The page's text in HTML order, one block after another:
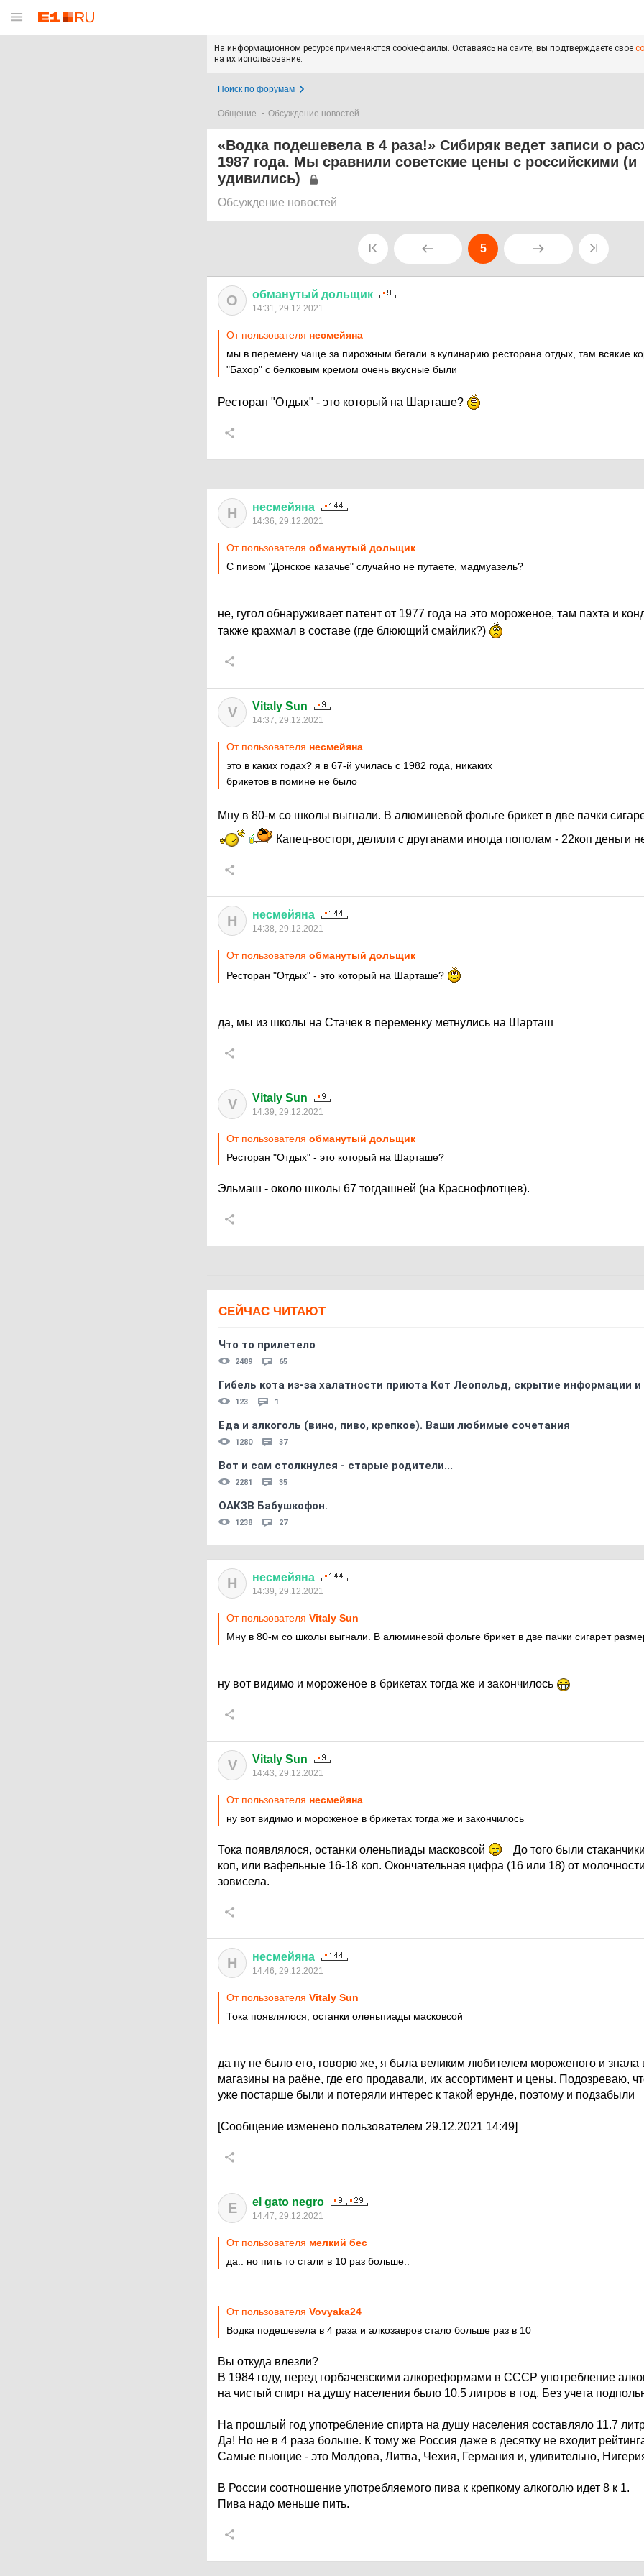
На информационном ресурсе применяются cookie-файлы. Оставаясь на сайте, вы подтверждаете свое
на их использование.
Поиск по форумам
Общение Обсуждение новостей
«Водка подешевела в 4 раза!» Сибиряк ведет записи о
1987 года. Мы сравнили советские цены с российскими (и
удивились)
Обсуждение новостей
5
О обманутый дольщик
14:31, 29.12.2021
От пользователя несмейяна
мы в перемену чаще за пирожным бегали в кулинарию ресторана отдых, там всякие
"Бахор" с белковым кремом очень вкусные были
Ресторан "Отдых" - это который на Шарташе?
Н несмейяна
14:36, 29.12.2021
От пользователя обманутый дольщик
С пивом "Донское казачье" случайно не путаете, мадмуазель?
не, гугол обнаруживает патент от 1977 года на это мороженое, там пахта и
также крахмал в составе (где блюющий смайлик?)
V Vitaly Sun
14:37, 29.12.2021
От пользователя несмейяна
это в каких годах? я в 67-й училась с 1982 года, никаких
брикетов в помине не было
Мну в 80-м со школы выгнали. В алюминевой фольге брикет в две пачки
Капец-восторг, делили с друганами иногда пополам - 22коп деньги
Н несмейяна
14:38, 29.12.2021
От пользователя обманутый дольщик
Ресторан "Отдых" - это который на Шарташе?
да, мы из школы на Стачек в переменку метнулись на Шарташ
V Vitaly Sun
14:39, 29.12.2021
От пользователя обманутый дольщик
Ресторан "Отдых" - это который на Шарташе?
Эльмаш - около школы 67 тогдашней (на Краснофлотцев).
СЕЙЧАС ЧИТАЮТ
Что то прилетело
2489 65
Гибель кота из-за халатности приюта Кот Леопольд, скрытиe информации
123 1
Еда и алкоголь (вино, пиво, крепкое). Ваши любимые сочетания
1280 37
Вот и сам столкнулся - старые родители...
2281 35
ОАКЗВ Бабушкофон.
1238 27
Н несмейяна
14:39, 29.12.2021
От пользователя Vitaly Sun
Мну в 80-м со школы выгнали. В алюминевой фольге брикет в две пачки сигарет
ну вот видимо и мороженое в брикетах тогда же и закончилось
V Vitaly Sun
14:43, 29.12.2021
От пользователя несмейяна
ну вот видимо и мороженое в брикетах тогда же и закончилось
Тока появлялося, останки оленьпиады масковсой
До того были
коп, или вафельные 16-18 коп. Окончательная цифра (16 или 18) от
зовисела.
Н несмейяна
14:46, 29.12.2021
От пользователя Vitaly Sun
Тока появлялося, останки оленьпиады масковсой
да ну не было его, говорю же, я была великим любителем мороженого и знала
магазины на раёне, где его продавали, их ассортимент и цены. Подозреваю,
уже постарше были и потеряли интерес к такой ерунде, поэтому и подзабыли
[Сообщение изменено пользователем 29.12.2021 14:49]
E el gato negro
14:47, 29.12.2021
От пользователя мелкий бес
да.. но пить то стали в 10 раз больше..
От пользователя Vovyaka24
Водка подешевела в 4 раза и алкозавров стало больше раз в 10
Вы откуда влезли?
В 1984 году, перед горбачевскими алкореформами в СССР употребление
на чистый спирт на душу населения было 10,5 литров в год. Без учета
На прошлый год употребление спирта на душу населения составляло 11.7
Да! Но не в 4 раза больше. К тому же Россия даже в десятку не входит
Самые пьющие - это Молдова, Литва, Чехия, Германия и, удивительно,
В России соотношение употребляемого пива к крепкому алкоголю идет 8 к 1.
Пива надо меньше пить.